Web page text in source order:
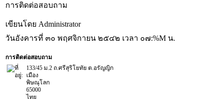
การติดต่อสอบถาม
เขียนโดย Administrator
วันอังคารที่ ๓๐ พฤศจิกายน ๒๕๔๒ เวลา ๐๗:%M น.
การติดต่อสอบถาม
133/45 ม.2 ถ.ศรีสุริโยทัย ต.อรัญญิก
เมือง
พิษณุโลก
65000
ไทย